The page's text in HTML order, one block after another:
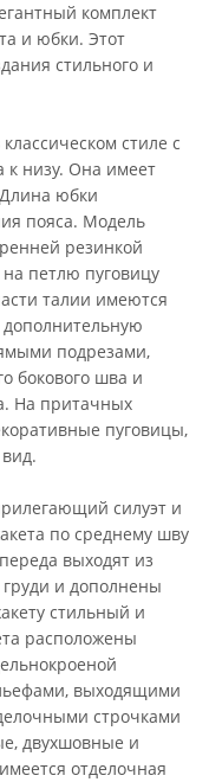
комплект
и юбки. Этот
стильного и
стиле с
к низу. Она имеет
Длина юбки
пояса. Модель
резинкой
петлю пуговицу
талии имеются
подрезами,
бокового шва и
На притачных
пуговицы,
силуэт и
по среднему шву
выходят из
и дополнены
стильный и
расположены
выходящими
строчками
двухшовные и
отделочная